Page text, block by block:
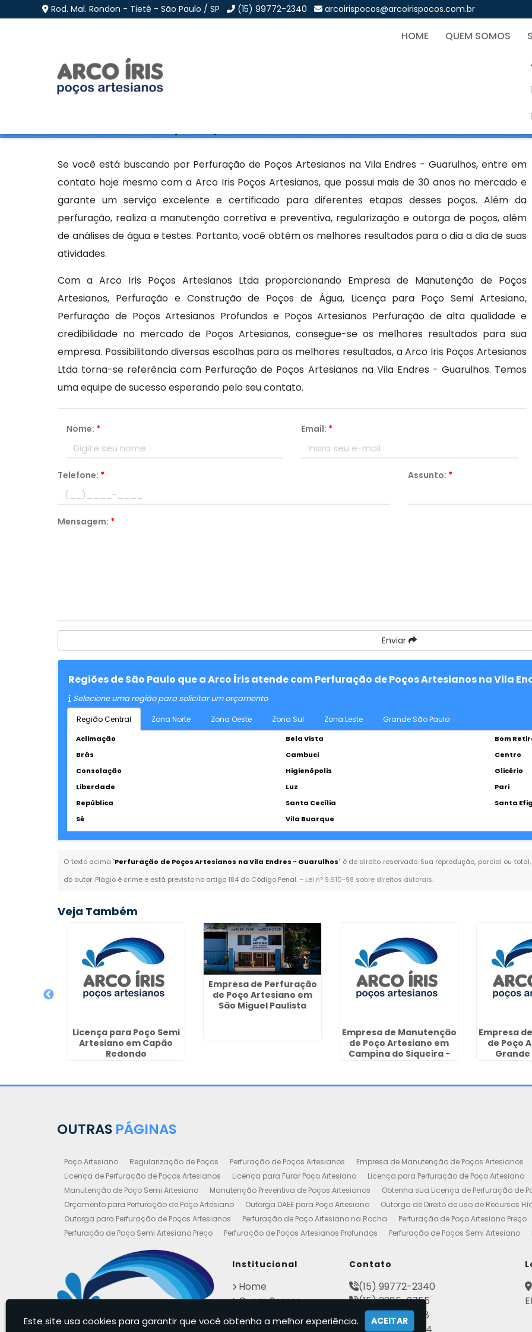
Rod. Mal. Rondon - Tietê - São Paulo / SP (15) 99772-2340 arcoirispocos@arcoirispocos.com.br
HOME QUEM SOMOS
Perfuração de Poços Artesianos na Vila Endres -
Se você está buscando por Perfuração de Poços Artesianos na Vila Endres - Guarulhos, entre em
contato hoje mesmo com a Arco Iris Poços Artesianos, que possui mais de 30 anos no mercado e
garante um serviço excelente e certificado para diferentes etapas desses poços. Além da
perfuração, realiza a manutenção corretiva e preventiva, regularização e outorga de poços, além
de análises de água e testes. Portanto, você obtém os melhores resultados para o dia a dia de suas
atividades.
Com a Arco Iris Poços Artesianos Ltda proporcionando Empresa de Manutenção de Poços
Artesianos, Perfuração e Construção de Poços de Água, Licença para Poço Semi Artesiano,
Perfuração de Poços Artesianos Profundos e Poços Artesianos Perfuração de alta qualidade e
credibilidade no mercado de Poços Artesianos, consegue-se os melhores resultados para sua
empresa. Possibilitando diversas escolhas para os melhores resultados, a Arco Iris Poços Artesianos
Ltda torna-se referência com Perfuração de Poços Artesianos na Vila Endres - Guarulhos. Temos
uma equipe de sucesso esperando pelo seu contato.
Nome: * Email: *
Telefone: * Assunto: *
Mensagem: *
Enviar
Regiões de São Paulo que a Arco Íris atende com Perfuração de Poços Artesianos na Vila
Selecione uma região para solicitar um orçamento
Região Central Zona Norte Zona Oeste Zona Sul Zona Leste Grande São Paulo
Aclimação Bela Vista
Bom
Brás
Cambuci
Centro
Consolação
Higienópolis
Glicério
Liberdade
Luz
Pari
República
Santa Cecília
Santa
Sé
Vila Buarque
O texto acima "Perfuração de Poços Artesianos na Vila Endres - Guarulhos" é de direito reservado. Sua reprodução, parcial ou
do autor. Plágio é crime e está previsto no artigo 184 do Código Penal. – Lei n° 9.610-98 sobre direitos autorais.
Veja Também
Licença para Poço Semi
Artesiano em Capão
Redondo
Empresa de Perfuração
de Poço Artesiano em
São Miguel Paulista
Empresa de Manutenção
de Poço Artesiano em
Campina do Siqueira -
Empresa
de Poço
Grande
OUTRAS PÁGINAS
Poço Artesiano Regularização de Poços Perfuração de Poços Artesianos Empresa de Manutenção de Poços Artesianos
Licença de Perfuração de Poços Artesianos
Licença para Furar Poço Artesiano Licença para Perfuração de Poço Artesiano
Manutenção de Poço Semi Artesiano
Manutenção Preventiva de Poços Artesianos Obtenha sua Licença de Perfuração de
Orçamento para Perfuração de Poço Artesiano
Outorga DAEE para Poço Artesiano
Outorga de Direito de uso de Recursos
Outorga para Perfuração de Poços Artesianos
Perfuração de Poço Artesiano na Rocha Perfuração de Poço Artesiano Preço
Perfuração de Poço Semi Artesiano Preço
Perfuração de Poços Artesianos Profundos Perfuração de Poços Semi Artesiano
Perfuração e Construção de Poços de Água
Poço Artesiano Valor Metro
Poço Semi Artesiano Manutenção Projeto de Perfuração de Poços Artesianos
Quanto Custa o
Outorgas e Licenças de Poços Artesianos
Empresa de Poço Artesiano
Legalização de Poço Artesiano Licença de Poço Artesiano Manutenção de Poço Artesiano
Poço Tubular Profundo Poços
Regularização de Poços Artesianos
Empresa de Manutenção de Poço Artesiano Poços Artesianos
Institucional
Home
Quem Somos
Contato
Contato
(15) 99772-2340
(15) 3285-2755
(15) 3282-2568
Este site usa cookies para garantir que você obtenha a melhor experiência. ACEITAR